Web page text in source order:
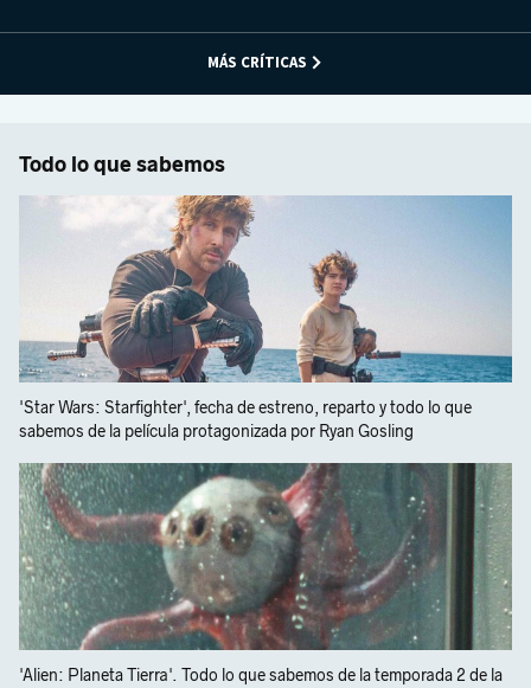
MÁS CRÍTICAS
Todo lo que sabemos
'Star Wars: Starfighter', fecha de estreno, reparto y todo lo que
sabemos de la película protagonizada por Ryan Gosling
'Alien: Planeta Tierra'. Todo lo que sabemos de la temporada 2 de la